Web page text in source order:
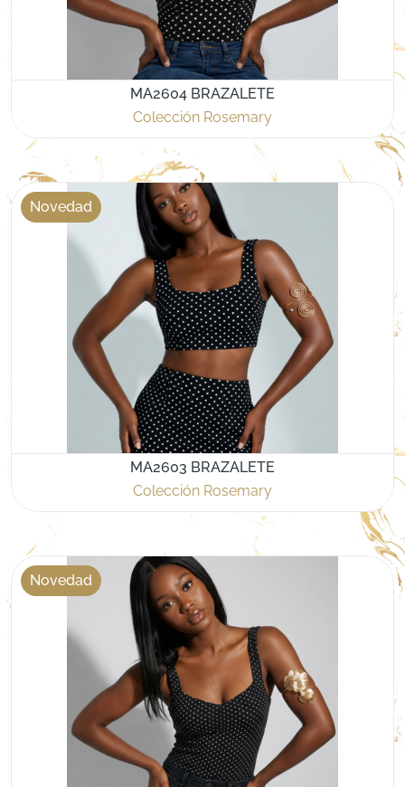
MA2604 BRAZALETE
Colección Rosemary
Novedad
MA2603 BRAZALETE
Colección Rosemary
Novedad